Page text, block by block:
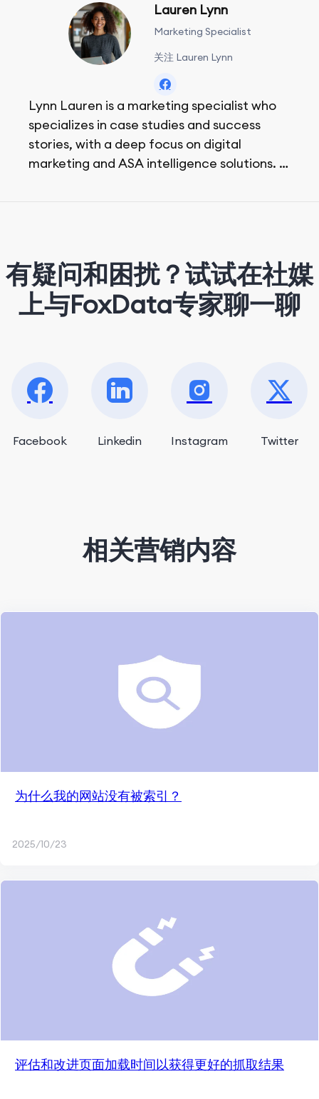
Lauren Lynn
Marketing Specialist
关注 Lauren Lynn
Lynn Lauren is a marketing specialist who
specializes in case studies and success
stories, with a deep focus on digital
marketing and ASA intelligence solutions.
有疑问和困扰？试试在社媒
上与FoxData专家聊一聊
Facebook Linkedin Instagram Twitter
相关营销内容
为什么我的网站没有被索引？
2025/10/23
评估和改进页面加载时间以获得更好的抓取结果